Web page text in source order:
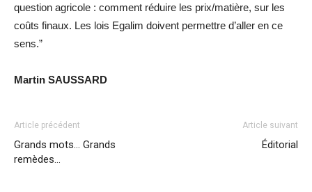
question agricole : comment réduire les prix/matière, sur les
coûts finaux. Les lois Egalim doivent permettre d’aller en ce
sens.”
Martin SAUSSARD
Article précédent
Grands mots… Grands
remèdes…
Article suivant
Éditorial